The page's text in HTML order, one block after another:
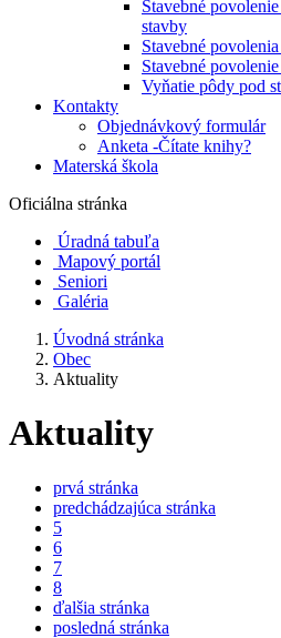
Stavebné
stavby
Stavebné
Stavebné
Vyňatie pôdy pod
Kontakty
Objednávkový formulár
Anketa -Čítate knihy?
Materská škola
Oficiálna stránka
Úradná tabuľa
Mapový portál
Seniori
Galéria
Úvodná stránka
Obec
Aktuality
Aktuality
prvá stránka
predchádzajúca stránka
5
6
7
8
ďalšia stránka
posledná stránka